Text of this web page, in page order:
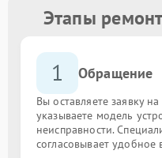
Этапы
1 Обращение
Вы оставляете заявку
указываете модель
неисправности.
согласовывает удобное